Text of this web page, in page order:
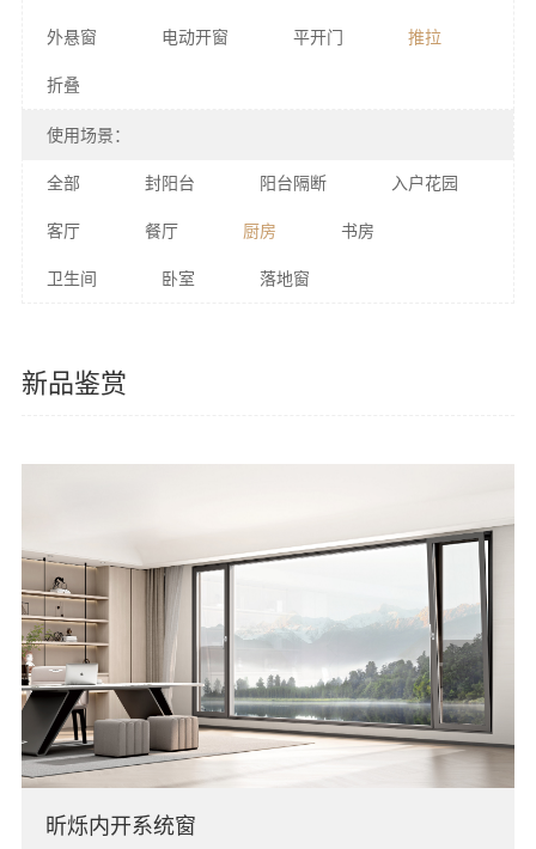
外悬窗 电动开窗 平开门 推拉
折叠
使用场景：
全部 封阳台 阳台隔断 入户花园
客厅 餐厅 厨房 书房
卫生间 卧室 落地窗
新品鉴赏
昕烁内开系统窗